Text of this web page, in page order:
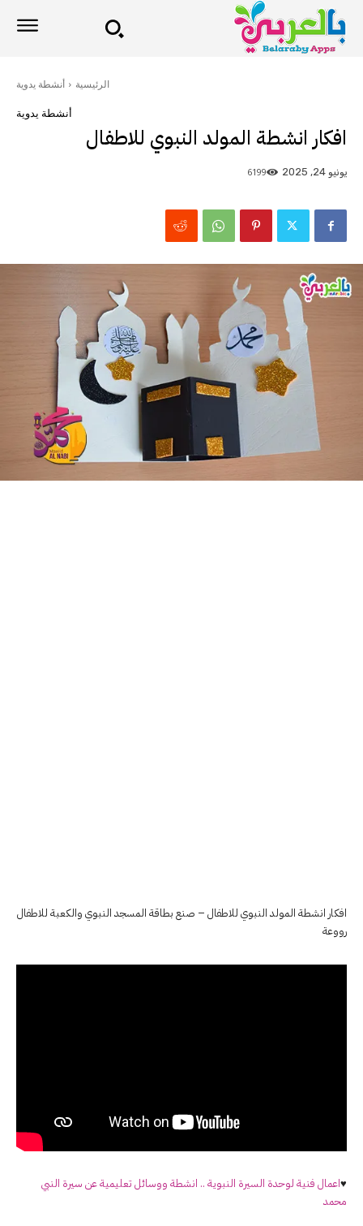
الرئيسية أنشطة يدوية
أنشطة يدوية
افكار انشطة المولد النبوي للاطفال
يونيو 24, 2025 6199
افكار انشطة المولد النبوي للاطفال – صنع بطاقة المسجد النبوي والكعبة للاطفال
رووعة
♥اعمال فنية لوحدة السيرة النبوية .. انشطة ووسائل تعليمية عن سيرة النبي
محمد